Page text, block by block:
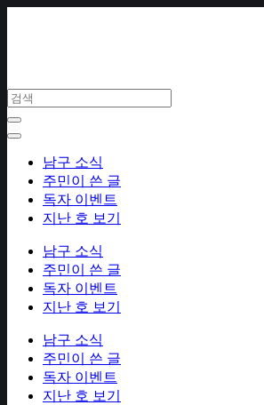
남구 소식
주민이 쓴 글
독자 이벤트
지난 호 보기
남구 소식
주민이 쓴 글
독자 이벤트
지난 호 보기
남구 소식
주민이 쓴 글
독자 이벤트
지난 호 보기